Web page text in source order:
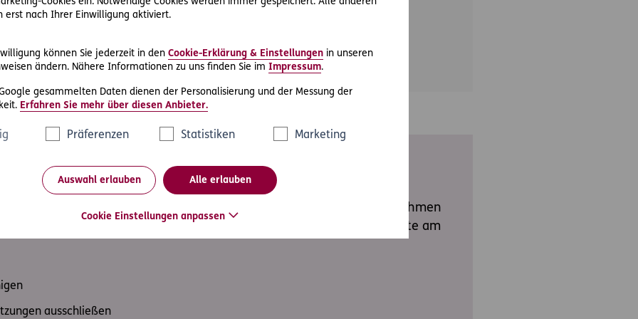
erst nach Ihrer Einwilligung aktiviert.
können Sie jederzeit in den Cookie-Erklärung & Einstellungen in unseren
ändern. Nähere Informationen zu uns finden Sie im Impressum.
gesammelten Daten dienen der Personalisierung und der Messung der
Erfahren Sie mehr über diesen Anbieter.
Präferenzen Statistiken Marketing
Auswahl erlauben Alle erlauben
Cookie Einstellungen anpassen
sind verletzt?
und wie heißen Sie?
- das ist zu tun
wird, kann eine andere Person bereits mit den Erste-Hilfe-Maßnahmen
Person so schnell wie möglich zu helfen- noch bevor die Einsatzkräfte am
ausschließen